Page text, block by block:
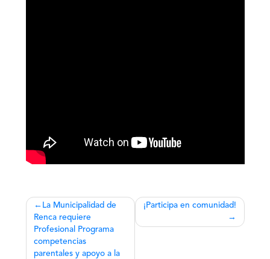
Navegación
de
entradas
La Municipalidad de
Renca requiere
Profesional Programa
competencias
parentales y apoyo a la
¡Participa en comunidad!